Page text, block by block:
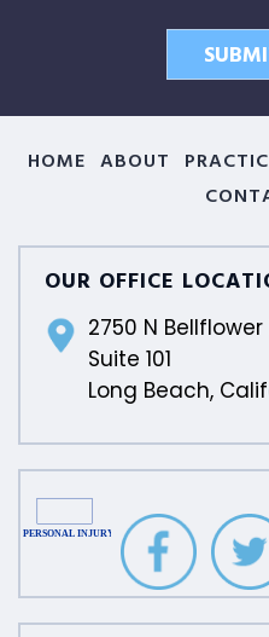
HOME ABOUT
OUR OFFICE
2750 N
Suite 101
Long Beach,